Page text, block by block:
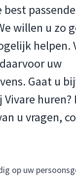
best passende
willen u zo
helpen.
uw
Gaat u
huren?
u vragen,
op uw